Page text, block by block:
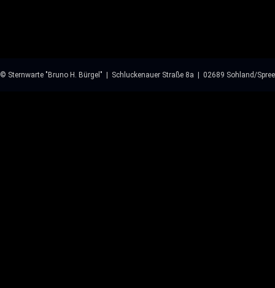
© Sternwarte "Bruno H. Bürgel" | Schluckenauer Straße 8a | 02689 Sohland/Spree